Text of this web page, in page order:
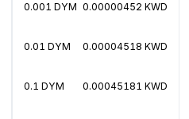
0.001 DYM 0.00000452 KWD
0.01 DYM 0.00004518 KWD
0.1 DYM 0.00045181 KWD